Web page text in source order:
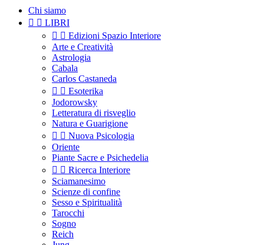
Chi siamo
  LIBRI
  Edizioni Spazio Interiore
Arte e Creatività
Astrologia
Cabala
Carlos Castaneda
  Esoterika
Jodorowsky
Letteratura di risveglio
Natura e Guarigione
  Nuova Psicologia
Oriente
Piante Sacre e Psichedelia
  Ricerca Interiore
Sciamanesimo
Scienze di confine
Sesso e Spiritualità
Tarocchi
Sogno
Reich